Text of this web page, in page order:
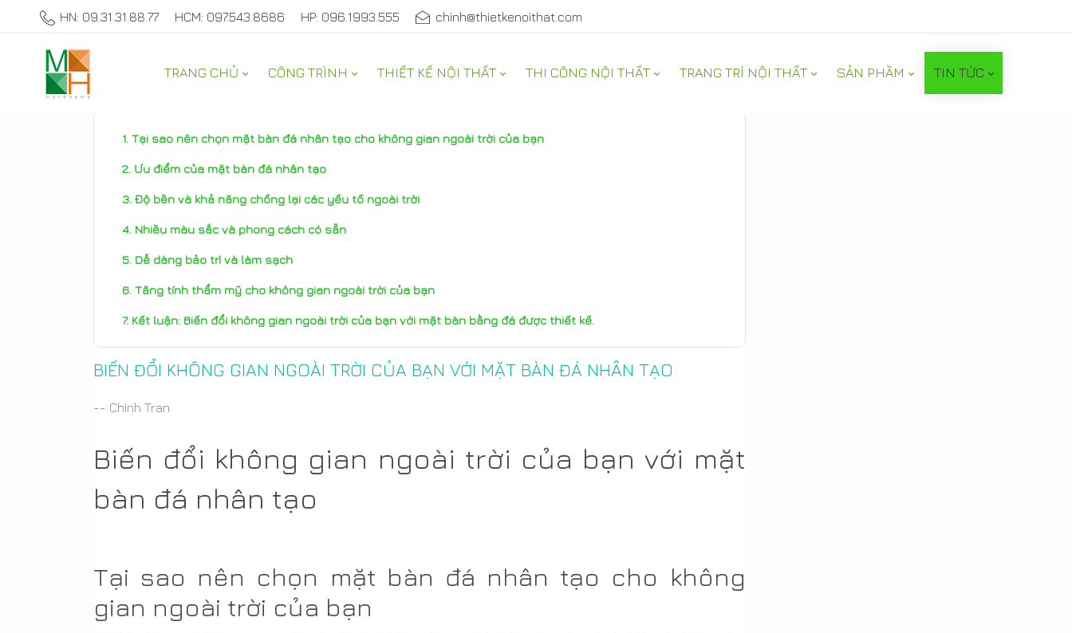
HN: 09.31.31.88.77 HCM: 097.543.8686 HP: 096.1993.555 chinh@thietkenoithat.com
TRANG CHỦ CÔNG TRÌNH THIẾT KẾ NỘI THẤT THI CÔNG NỘI THẤT TRANG TRÍ NỘI THẤT SẢN PHẦM TIN TỨC
THAM KHẢO
Tại sao nên chọn mặt bàn đá nhân tạo cho không gian ngoài trời của bạn
Ưu điểm của mặt bàn đá nhân tạo
Độ bền và khả năng chống lại các yếu tố ngoài trời
Nhiều màu sắc và phong cách có sẵn
Dễ dàng bảo trì và làm sạch
Tăng tính thẩm mỹ cho không gian ngoài trời của bạn
Kết luận: Biến đổi không gian ngoài trời của bạn với mặt bàn bằng đá được thiết kế.
BIẾN ĐỔI KHÔNG GIAN NGOÀI TRỜI CỦA BẠN VỚI MẶT BÀN ĐÁ NHÂN TẠO
-- Chinh Tran
Biến đổi không gian ngoài trời của bạn với mặt
bàn đá nhân tạo
Tại sao nên chọn mặt bàn đá nhân tạo cho không
gian ngoài trời của bạn